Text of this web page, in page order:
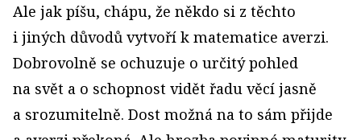
Ale jak píšu, chápu, že někdo si z těchto
i jiných důvodů vytvoří k matematice averzi.
Dobrovolně se ochuzuje o určitý pohled
na svět a o schopnost vidět řadu věcí jasně
a srozumitelně. Dost možná na to sám přijde